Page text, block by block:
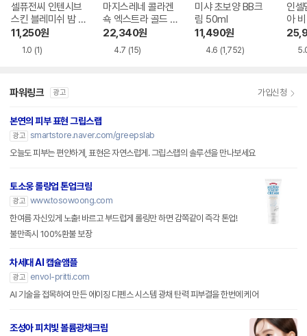
셀퓨전씨 인텐시브
스킨 블레미쉬 밤 4
0ml
11,250원
1.0 (1)
마지스레네 콜라겐
쇽 엑스트라 골드 B
B크림 50ml
22,340원
4.7 (15)
미샤 초보양 BB크
림 50ml
11,490원
4.6 (1,752)
인셀
아
파워링크 광고 가입신청
본연의 피부 표현 그립스랩
광고 smartstore.naver.com/greepslab
오늘도 피부는 편안하게, 표현은 자연스럽게. 그립스랩의 솔루션을 만나보세요
토소웅 롤링업 톤업크림
광고 www.tosowoong.com
한여름 자신있게 노출! 바르고 부드럽게 롤링만 하면 감쪽같이 즉각 톤업!
불만족시 100%환불 보장
차세대 AI 캡슐앰플
광고
envol-pritti.com
AI 기술을 접목하여 만든 에이징 디펜스 시스템 광채 탄력 피부결을 한번에 케어
조성아 피치빛 볼륨광채크림